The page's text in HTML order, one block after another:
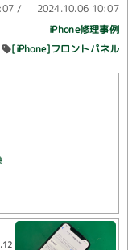
/ 2024.10.06 10:07
iPhone修理事例
[iPhone]フロントパネル